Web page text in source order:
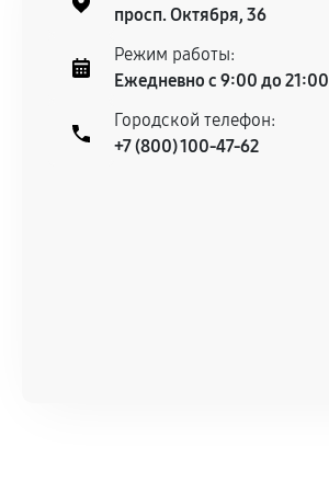
просп. Октября, 36
Режим работы:
Ежедневно с 9:00 до 21:00
Городской телефон:
+7 (800) 100-47-62